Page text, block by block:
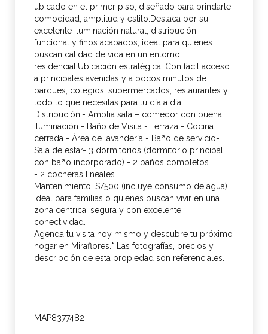
ubicado en el primer piso, diseñado para brindarte
comodidad, amplitud y estilo.Destaca por su
excelente iluminación natural, distribución
funcional y finos acabados, ideal para quienes
buscan calidad de vida en un entorno
residencial.Ubicación estratégica: Con fácil acceso
a principales avenidas y a pocos minutos de
parques, colegios, supermercados, restaurantes y
todo lo que necesitas para tu día a día.
Distribución:- Amplia sala – comedor con buena
iluminación - Baño de Visita - Terraza - Cocina
cerrada - Área de lavandería - Baño de servicio-
Sala de estar- 3 dormitorios (dormitorio principal
con baño incorporado) - 2 baños completos
- 2 cocheras lineales
Mantenimiento: S/500 (incluye consumo de agua)
Ideal para familias o quienes buscan vivir en una
zona céntrica, segura y con excelente
conectividad.
Agenda tu visita hoy mismo y descubre tu próximo
hogar en Miraflores.* Las fotografías, precios y
descripción de esta propiedad son referenciales.